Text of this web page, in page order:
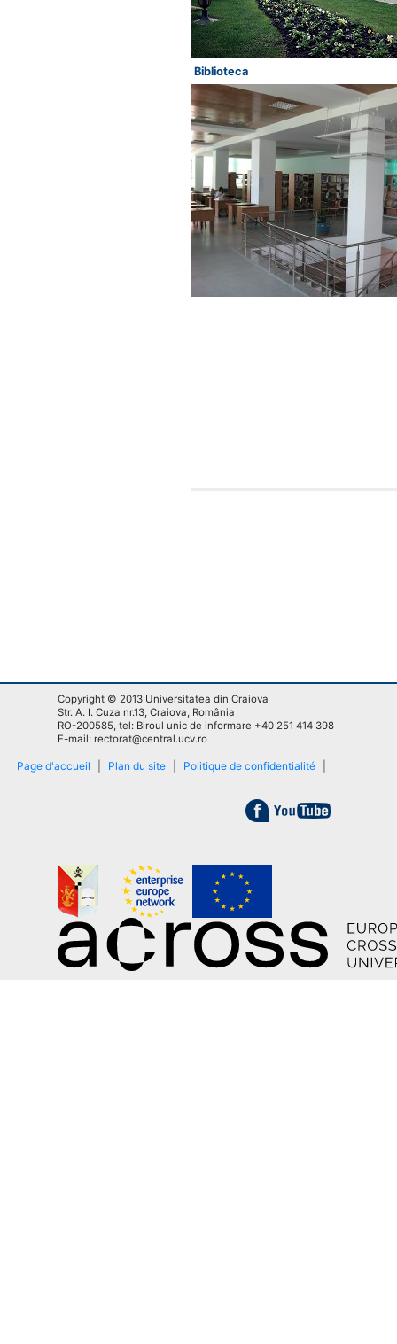
Biblioteca
Copyright © 2013 Universitatea din Craiova
Str. A. I. Cuza nr.13, Craiova, România
RO-200585, tel: Biroul unic de informare +40 251 414 398
E-mail: rectorat@central.ucv.ro
Page d'accueil Plan du site Politique de confidentialité